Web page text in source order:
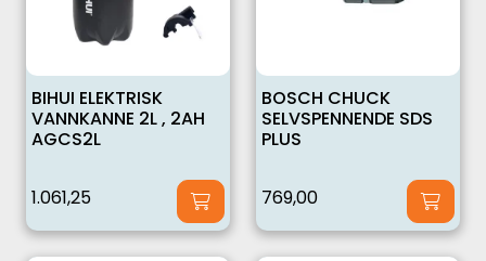
BIHUI ELEKTRISK
VANNKANNE 2L , 2AH
AGCS2L
1.061,25
BOSCH CHUCK
SELVSPENNENDE SDS
PLUS
769,00